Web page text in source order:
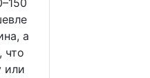
а
что
или